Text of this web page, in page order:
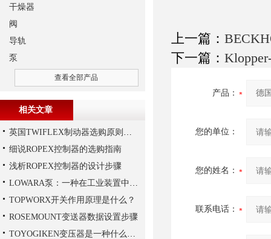
上一篇：
下一篇：
产品：
您的单位：
您的姓名：
联系电话：
干燥器
阀
导轨
泵
查看全部产品
相关文章
英国TWIFLEX制动器选购原则详解
细说ROPEX控制器的选购指南
浅析ROPEX控制器的设计步骤
LOWARA泵：一种在工业装置中广泛使用的泵
TOPWORX开关作用原理是什么？
ROSEMOUNT变送器数据设置步骤
TOYOGIKEN变压器是一种什么设备